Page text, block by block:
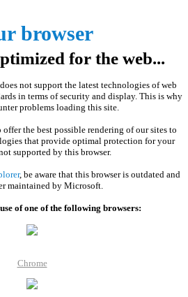
browser
for the web...
not support the latest technologies of web
in terms of security and display. This is why
problems loading this site.
the best possible rendering of our sites to
that provide optimal protection for your
supported by this browser.
, be aware that this browser is outdated and
maintained by Microsoft.
of one of the following browsers:
Chrome